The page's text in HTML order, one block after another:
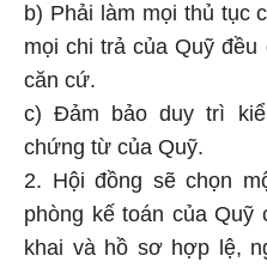
b) Phải làm mọi thủ tục
mọi chi trả của Quỹ
căn cứ.
c) Đảm bảo duy trì
chứng từ của Quỹ.
2. Hội đồng sẽ chọn
phòng kế toán của
khai và hồ sơ hợp lệ,